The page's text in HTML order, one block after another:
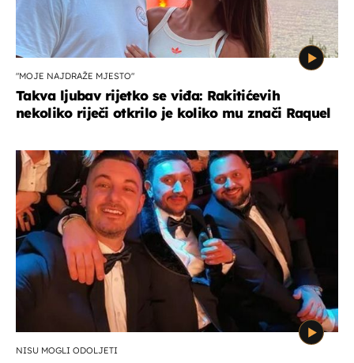
"MOJE NAJDRAŽE MJESTO"
Takva ljubav rijetko se viđa: Rakitićevih
nekoliko riječi otkrilo je koliko mu znači Raquel
NISU MOGLI ODOLJETI